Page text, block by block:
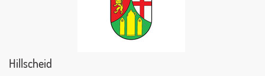
Hillscheid